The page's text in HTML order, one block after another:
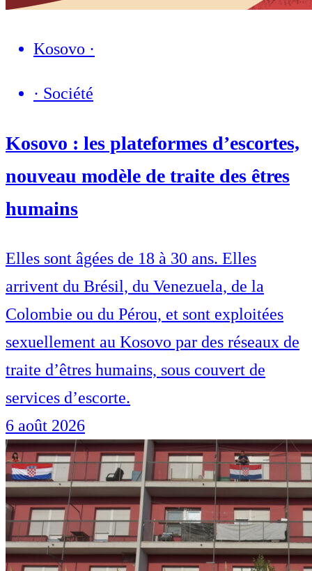
Kosovo ·
· Société
Kosovo : les plateformes d’escortes,
nouveau modèle de traite des êtres
humains
Elles sont âgées de 18 à 30 ans. Elles
arrivent du Brésil, du Venezuela, de la
Colombie ou du Pérou, et sont exploitées
sexuellement au Kosovo par des réseaux de
traite d’êtres humains, sous couvert de
services d’escorte.
6 août 2026